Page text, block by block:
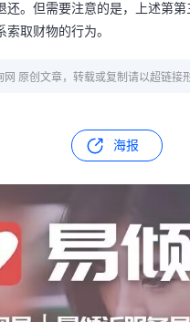
。但需要注意的是，上述第
取财物的行为。
原创文章，转载或复制请以超链接
海报